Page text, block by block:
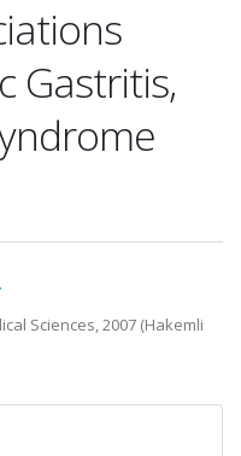
Gastritis,
Sciences, 2007 (Hakemli